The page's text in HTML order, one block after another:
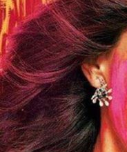
:
होळीच्या
दिवशी
काय
घालावे
हे
जाणून
घ्या?